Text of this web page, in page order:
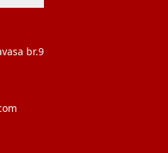
br.9